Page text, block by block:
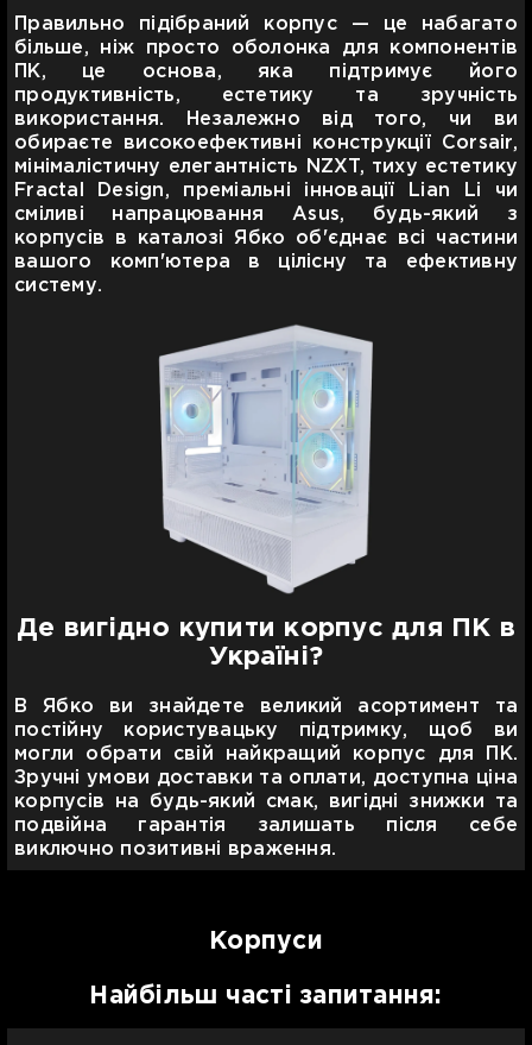
Правильно підібраний корпус — це набагато
більше, ніж просто оболонка для компонентів
ПК, це основа, яка підтримує його
продуктивність, естетику та зручність
використання. Незалежно від того, чи ви
обираєте високоефективні конструкції Corsair,
мінімалістичну елегантність NZXT, тиху естетику
Fractal Design, преміальні інновації Lian Li чи
сміливі напрацювання Asus, будь-який з
корпусів в каталозі Ябко об'єднає всі частини
вашого комп'ютера в цілісну та ефективну
систему.
Де вигідно купити корпус для ПК в
Україні?
В Ябко ви знайдете великий асортимент та
постійну користувацьку підтримку, щоб ви
могли обрати свій найкращий корпус для ПК.
Зручні умови доставки та оплати, доступна ціна
корпусів на будь-який смак, вигідні знижки та
подвійна гарантія залишать після себе
виключно позитивні враження.
Корпуси
Найбільш часті запитання: